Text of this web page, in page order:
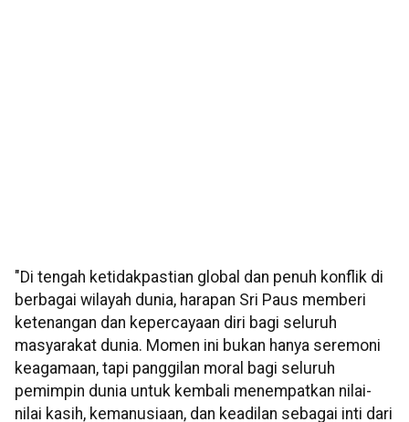
"Di tengah ketidakpastian global dan penuh konflik di
berbagai wilayah dunia, harapan Sri Paus memberi
ketenangan dan kepercayaan diri bagi seluruh
masyarakat dunia. Momen ini bukan hanya seremoni
keagamaan, tapi panggilan moral bagi seluruh
pemimpin dunia untuk kembali menempatkan nilai-
nilai kasih, kemanusiaan, dan keadilan sebagai inti dari